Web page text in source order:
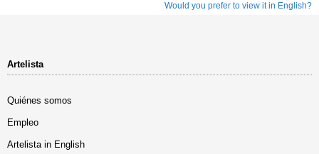
Would you prefer to view it in English?
Artelista
Quiénes somos
Empleo
Artelista in English